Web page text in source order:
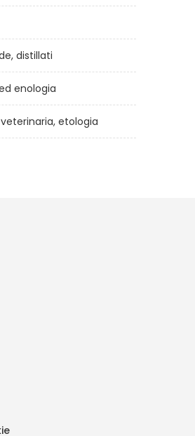
e allevare per
famiglia
di Vita in Campagna
€9,90
distillati
enologia
etologia